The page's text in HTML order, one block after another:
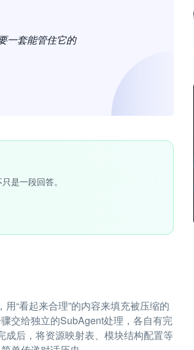
一套能管住它的
是一段回答。
“看起来合理”的内容来填充被压缩的
交给独立的SubAgent处理，各自有完
后，将资源映射表、模块结构配置等